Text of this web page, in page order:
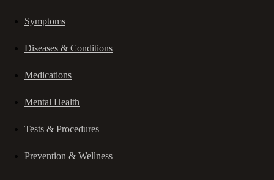
Symptoms
Diseases & Conditions
Medications
Mental Health
Tests & Procedures
Prevention & Wellness